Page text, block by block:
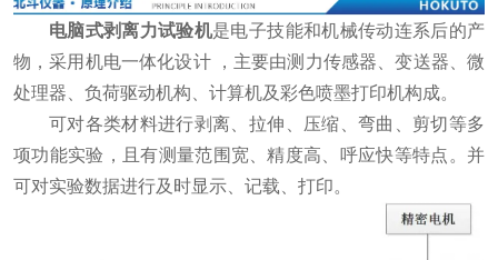
电脑式剥离力试验机是电子技能和机械传动连系后的产
物，采用机电一体化设计 ，主要由测力传感器、变送器、微
处理器、负荷驱动机构、计算机及彩色喷墨打印机构成。
可对各类材料进行剥离、拉伸、压缩、弯曲、剪切等多
项功能实验，且有测量范围宽、精度高、呼应快等特点。并
可对实验数据进行及时显示、记载、打印。